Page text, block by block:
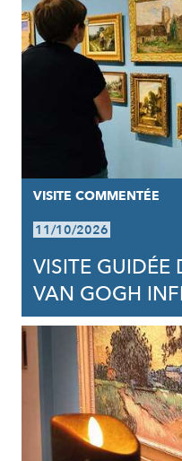
VISITE COMMENTÉE
11/10/2026
VISITE GUIDÉE
VAN GOGH